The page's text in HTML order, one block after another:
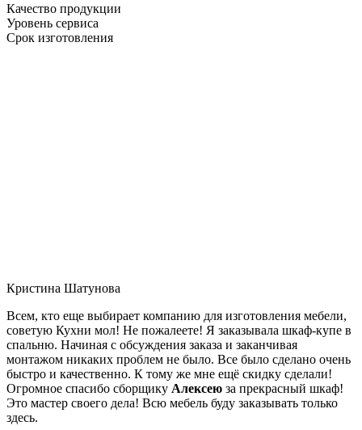
Качество продукции
Уровень сервиса
Срок изготовления
Кристина Шатунова
Всем, кто еще выбирает компанию для изготовления мебели,
советую Кухни мол! Не пожалеете! Я заказывала шкаф-купе в
спальню. Начиная с обсуждения заказа и заканчивая
монтажом никаких проблем не было. Все было сделано очень
быстро и качественно. К тому же мне ещё скидку сделали!
Огромное спасибо сборщику Алексею за прекрасный шкаф!
Это мастер своего дела! Всю мебель буду заказывать только
здесь.